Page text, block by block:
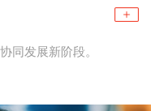
同发展新阶段。